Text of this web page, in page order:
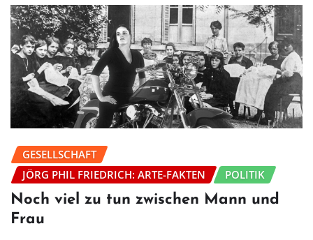
GESELLSCHAFT
JÖRG PHIL FRIEDRICH: ARTE-FAKTEN
POLITIK
Noch viel zu tun zwischen Mann und
Frau